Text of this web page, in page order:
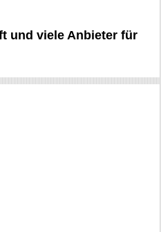
und viele Anbieter für